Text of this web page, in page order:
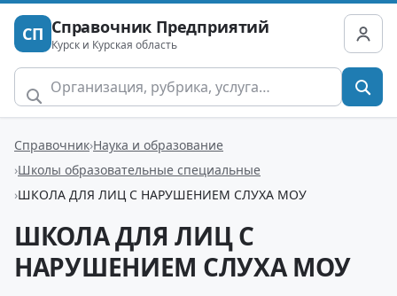
СП Справочник Предприятий
Курск и Курская область
Справочник Наука и образование
Школы образовательные специальные
ШКОЛА ДЛЯ ЛИЦ С НАРУШЕНИЕМ СЛУХА МОУ
ШКОЛА ДЛЯ ЛИЦ С
НАРУШЕНИЕМ СЛУХА МОУ